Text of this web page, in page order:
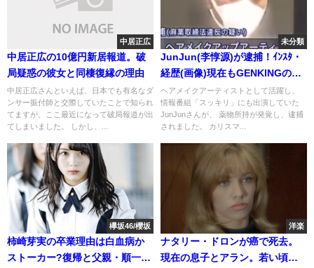
中居正広
中居正広の10億円新居報道。破
局疑惑の彼女と同棲復縁の理由
中居正広さんといえば、日本でも有名なダ
ンサー振付師と交際していたことで知られ
てますが、ここ最近になって破局報道が出
てしまいました。 しかし、...
未分類
JunJun(李惇源)が逮捕！ｲﾝｽﾀ・
経歴(画像)現在もGENKINGの元
彼・親友？
ヘアメイクアーティストとして活躍し、
情報番組「スッキリ」にも出演していた
JunJunさんが、 薬物所持が発覚し、逮捕
されました。 カリスマ...
欅坂46/櫻坂
柿崎芽実の卒業理由は白血病か
ストーカー?復帰と父親・順一疑
洋楽
ナタリー・ドロンが癌で死去。
現在の息子とアラン。若い頃の